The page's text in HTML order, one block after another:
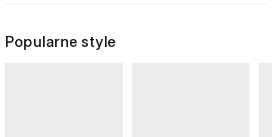
Popularne style